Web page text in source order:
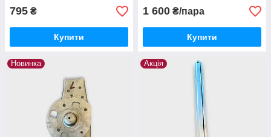
795 ₴
Купити
1 600 ₴/пара
Купити
Новинка Акція